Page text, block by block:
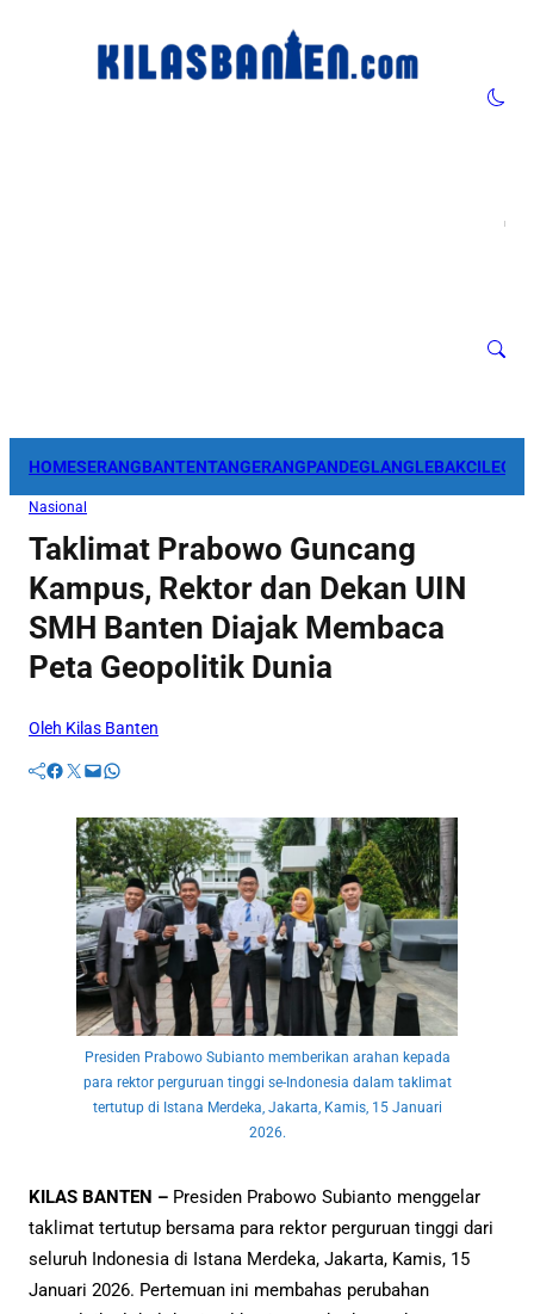
HOMESERANGBANTENTANGERANGPANDEGLANGLEBAK
Nasional
Taklimat Prabowo Guncang
Kampus, Rektor dan Dekan UIN
SMH Banten Diajak Membaca
Peta Geopolitik Dunia
Oleh Kilas Banten
Facebook Twitter Mail WhatsApp
Presiden Prabowo Subianto memberikan arahan kepada
para rektor perguruan tinggi se-Indonesia dalam taklimat
tertutup di Istana Merdeka, Jakarta, Kamis, 15 Januari
2026.
KILAS BANTEN – Presiden Prabowo Subianto menggelar
taklimat tertutup bersama para rektor perguruan tinggi dari
seluruh Indonesia di Istana Merdeka, Jakarta, Kamis, 15
Januari 2026. Pertemuan ini membahas perubahan